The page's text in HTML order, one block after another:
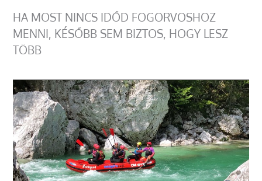
HA MOST NINCS IDŐD FOGORVOSHOZ
MENNI, KÉSŐBB SEM BIZTOS, HOGY LESZ
TÖBB